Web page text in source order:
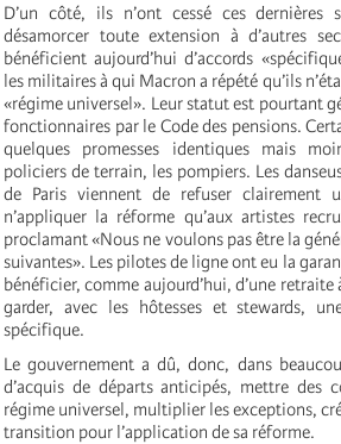
D’un côté, ils n’ont cessé ces dernières
désamorcer toute extension à d’autres
bénéficient aujourd’hui d’accords
les militaires à qui Macron a répété qu’ils
«régime universel». Leur statut est pourtant
fonctionnaires par le Code des pensions.
quelques promesses identiques mais
policiers de terrain, les pompiers. Les
de Paris viennent de refuser clairement
n’appliquer la réforme qu’aux artistes
proclamant «Nous ne voulons pas être la
suivantes». Les pilotes de ligne ont eu la
bénéficier, comme aujourd’hui, d’une
garder, avec les hôtesses et stewards,
spécifique.
Le gouvernement a dû, donc, dans
d’acquis de départs anticipés, mettre des
régime universel, multiplier les exceptions,
transition pour l’application de sa réforme.